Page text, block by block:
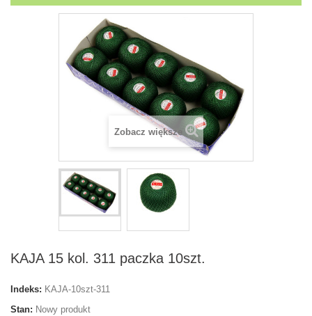
Zobacz większe
KAJA 15 kol. 311 paczka 10szt.
Indeks: KAJA-10szt-311
Stan: Nowy produkt